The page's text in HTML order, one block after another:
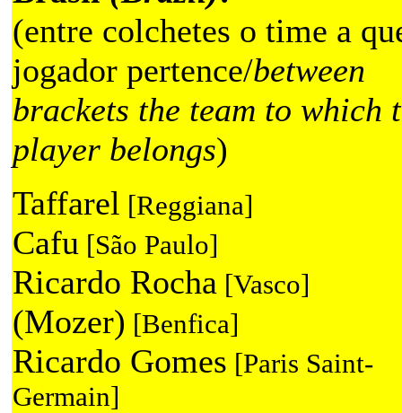
(entre colchetes o time a
jogador pertence/between
brackets the team to which
player belongs)
Taffarel [Reggiana]
Cafu [São Paulo]
Ricardo Rocha [Vasco]
(Mozer) [Benfica]
Ricardo Gomes [Paris Saint-
Germain]